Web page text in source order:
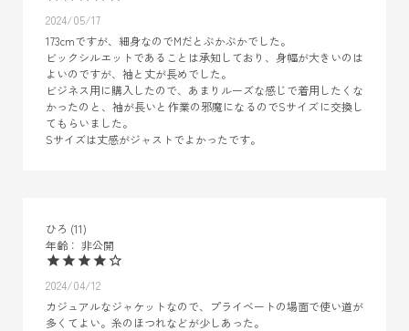
2024/05/17
173cmですが、細身なのでMだとぶかぶかでした。
ビックシルエットであることは承知しており、身幅が大きいのは
よいのですが、袖と丈が長めでした。
ビジネス用に購入したので、あまりルーズな感じで着用したくな
かったのと、袖が長いと作業の邪魔になるのでSサイズに交換し
てもらいました。
Sサイズは丈感がジャストでよかったです。
ひろ 11
非公開
2024/04/12
カジュアルなジャケットなので、プライベートの場面で使い道が
多くてよい。糸のほつれなどが少しあった。